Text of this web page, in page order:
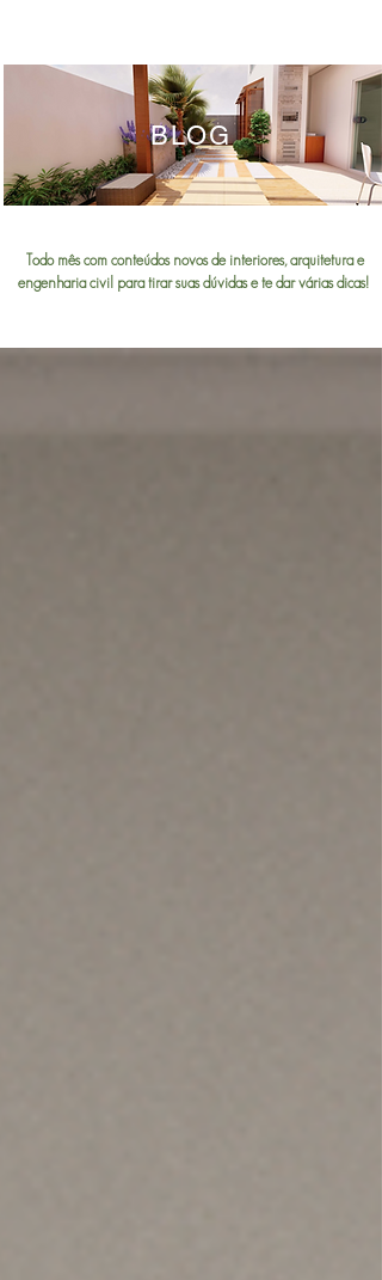
BLOG
Todo mês com conteúdos novos de interiores, arquitetura e
engenharia civil para tirar suas dúvidas e te dar várias dicas!